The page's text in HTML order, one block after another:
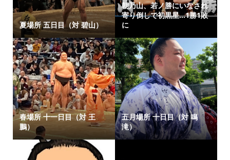
夏場所 五日目（対 碧山）
朝乃山、若ノ勝にいなされ
寄り倒しで初黒星…1勝1敗
に
春場所 十一日目（対 王
鵬）
五月場所 十日目（対 鳴
滝）